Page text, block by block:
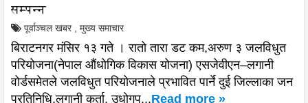
सम्पन्न
पूर्वाञ्चल खबर मुख्य समाचार
बिराटनगर मंसिर १३ गते । रातो तारा डट कम,अरुण ३ जलविधुत
परियोजना(नेपाल औंधोगिक विकास योजना) एसजेवीएन–लगानी
वोर्डसमेतले जलविधुत परियोजनाले प्रभावित पार्ने दुई जिल्लाका जन
प्रतिनिधि,लगानी कर्ता, उधोगप...Read more »